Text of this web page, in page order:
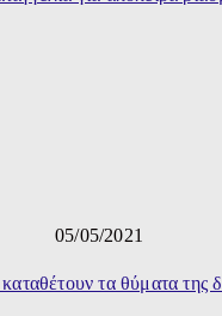
05/05/2021